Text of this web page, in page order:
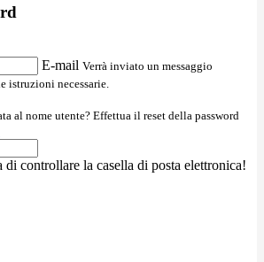
E-mail Verrà inviato un messaggio
istruzioni necessarie.
al nome utente? Effettua il reset della password
controllare la casella di posta elettronica!